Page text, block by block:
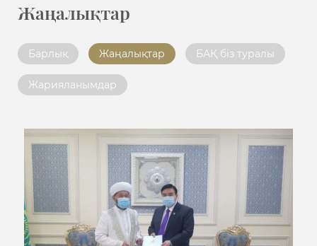
Жаңалықтар
Барлық Жаңалықтар БАҚ біз туралы
Жарияланымдар